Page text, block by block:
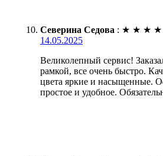
Северина Седова : ★ ★ ★ ★
14.05.2025
Великолепный сервис!
рамкой, все очень быстро.
цвета яркие и насыщенные.
простое и удобное.